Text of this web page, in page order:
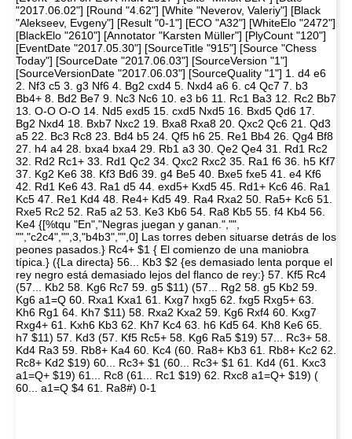
"2017.06.02"] [Round "4.62"] [White "Neverov, Valeriy"] [Black
"Alekseev, Evgeny"] [Result "0-1"] [ECO "A32"] [WhiteElo "2472"]
[BlackElo "2610"] [Annotator "Karsten Müller"] [PlyCount "120"]
[EventDate "2017.05.30"] [SourceTitle "915"] [Source "Chess
Today"] [SourceDate "2017.06.03"] [SourceVersion "1"]
[SourceVersionDate "2017.06.03"] [SourceQuality "1"] 1. d4 e6
2. Nf3 c5 3. g3 Nf6 4. Bg2 cxd4 5. Nxd4 a6 6. c4 Qc7 7. b3
Bb4+ 8. Bd2 Be7 9. Nc3 Nc6 10. e3 b6 11. Rc1 Ba3 12. Rc2 Bb7
13. O-O O-O 14. Nd5 exd5 15. cxd5 Nxd5 16. Bxd5 Qd6 17.
Bg2 Nxd4 18. Bxb7 Nxc2 19. Bxa8 Rxa8 20. Qxc2 Qc6 21. Qd3
a5 22. Bc3 Rc8 23. Bd4 b5 24. Qf5 h6 25. Re1 Bb4 26. Qg4 Bf8
27. h4 a4 28. bxa4 bxa4 29. Rb1 a3 30. Qe2 Qe4 31. Rd1 Rc2
32. Rd2 Rc1+ 33. Rd1 Qc2 34. Qxc2 Rxc2 35. Ra1 f6 36. h5 Kf7
37. Kg2 Ke6 38. Kf3 Bd6 39. g4 Be5 40. Bxe5 fxe5 41. e4 Kf6
42. Rd1 Ke6 43. Ra1 d5 44. exd5+ Kxd5 45. Rd1+ Kc6 46. Ra1
Kc5 47. Re1 Kd4 48. Re4+ Kd5 49. Ra4 Rxa2 50. Ra5+ Kc6 51.
Rxe5 Rc2 52. Ra5 a2 53. Ke3 Kb6 54. Ra8 Kb5 55. f4 Kb4 56.
Ke4 {[%tqu "En","Negras juegan y ganan.","",
"","c2c4","",3,"b4b3","",0] Las torres deben situarse detrás de los
peones pasados.} Rc4+ $1 { El comienzo de una maniobra
típica.} ({La directa} 56... Kb3 $2 {es demasiado lenta porque el
rey negro está demasiado lejos del flanco de rey:} 57. Kf5 Rc4
(57... Kb2 58. Kg6 Rc7 59. g5 $11) (57... Rg2 58. g5 Kb2 59.
Kg6 a1=Q 60. Rxa1 Kxa1 61. Kxg7 hxg5 62. fxg5 Rxg5+ 63.
Kh6 Rg1 64. Kh7 $11) 58. Rxa2 Kxa2 59. Kg6 Rxf4 60. Kxg7
Rxg4+ 61. Kxh6 Kb3 62. Kh7 Kc4 63. h6 Kd5 64. Kh8 Ke6 65.
h7 $11) 57. Kd3 (57. Kf5 Rc5+ 58. Kg6 Ra5 $19) 57... Rc3+ 58.
Kd4 Ra3 59. Rb8+ Ka4 60. Kc4 (60. Ra8+ Kb3 61. Rb8+ Kc2 62.
Rc8+ Kd2 $19) 60... Rc3+ $1 (60... Rc3+ $1 61. Kd4 (61. Kxc3
a1=Q+ $19) 61... Rc8 (61... Rc1 $19) 62. Rxc8 a1=Q+ $19) (
60... a1=Q $4 61. Ra8#) 0-1